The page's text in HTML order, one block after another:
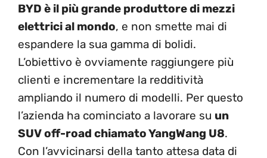
BYD è il più grande produttore di mezzi
elettrici al mondo, e non smette mai di
espandere la sua gamma di bolidi.
L’obiettivo è ovviamente raggiungere più
clienti e incrementare la redditività
ampliando il numero di modelli. Per questo
l’azienda ha cominciato a lavorare su un
SUV off-road chiamato YangWang U8.
Con l’avvicinarsi della tanto attesa data di